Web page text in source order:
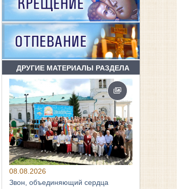
ДРУГИЕ МАТЕРИАЛЫ РАЗДЕЛА
08.08.2026
Звон, объединяющий сердца